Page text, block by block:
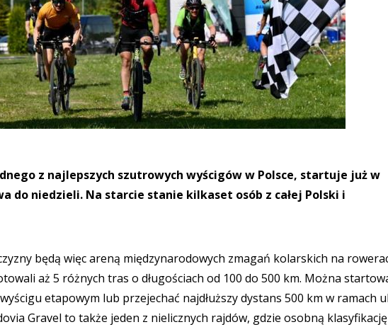
z najlepszych szutrowych wyścigów w Polsce, startuje już w
do niedzieli. Na starcie stanie kilkaset osób z całej Polski i
będą więc areną międzynarodowych zmagań kolarskich na
aż 5 różnych tras o długościach od 100 do 500 km. Można
etapowym lub przejechać najdłuższy dystans 500 km w ramach
Gravel to także jeden z nielicznych rajdów, gdzie osobną